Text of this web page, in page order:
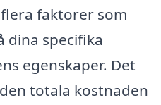
faktorer som
dina specifika
egenskaper. Det
totala kostnaden